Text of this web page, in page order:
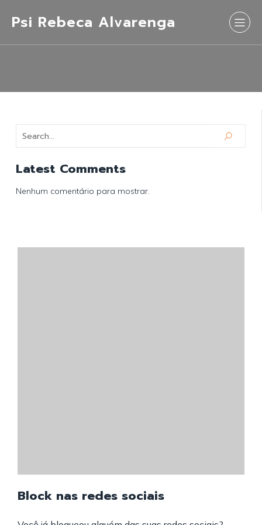
Psi Rebeca Alvarenga
Latest Comments
Nenhum comentário para mostrar.
Block nas redes sociais